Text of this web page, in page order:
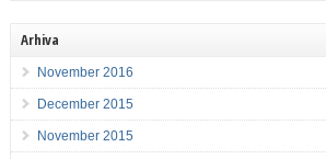
Arhiva
November 2016
December 2015
November 2015